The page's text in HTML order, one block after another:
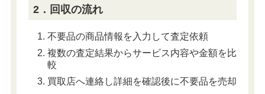
2．回収の流れ
不要品の商品情報を入力して査定依頼
複数の査定結果からサービス内容や金額を比
較
買取店へ連絡し詳細を確認後に不要品を売却